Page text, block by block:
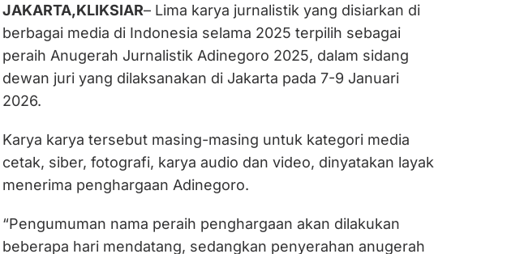
JAKARTA,KLIKSIAR– Lima karya jurnalistik yang disiarkan di
berbagai media di Indonesia selama 2025 terpilih sebagai
peraih Anugerah Jurnalistik Adinegoro 2025, dalam sidang
dewan juri yang dilaksanakan di Jakarta pada 7-9 Januari
2026.
Karya karya tersebut masing-masing untuk kategori media
cetak, siber, fotografi, karya audio dan video, dinyatakan layak
menerima penghargaan Adinegoro.
“Pengumuman nama peraih penghargaan akan dilakukan
beberapa hari mendatang, sedangkan penyerahan anugerah